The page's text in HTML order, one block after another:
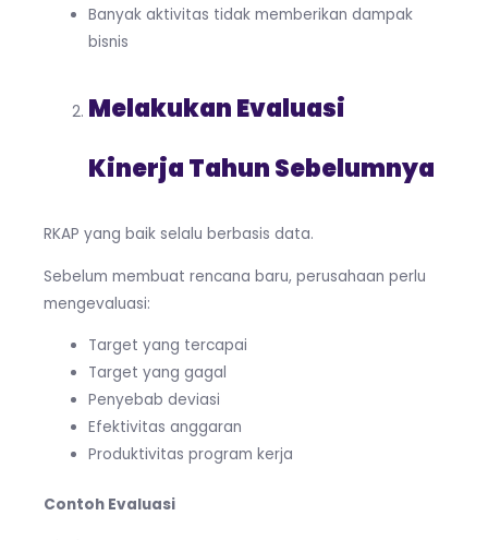
Banyak aktivitas tidak memberikan dampak
bisnis
Melakukan Evaluasi
Kinerja Tahun Sebelumnya
RKAP yang baik selalu berbasis data.
Sebelum membuat rencana baru, perusahaan perlu
mengevaluasi:
Target yang tercapai
Target yang gagal
Penyebab deviasi
Efektivitas anggaran
Produktivitas program kerja
Contoh Evaluasi